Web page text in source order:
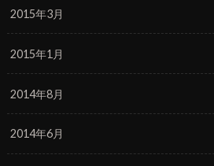
2015年3月
2015年1月
2014年8月
2014年6月